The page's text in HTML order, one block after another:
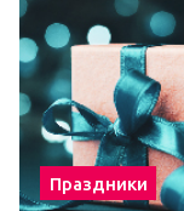
Праздники